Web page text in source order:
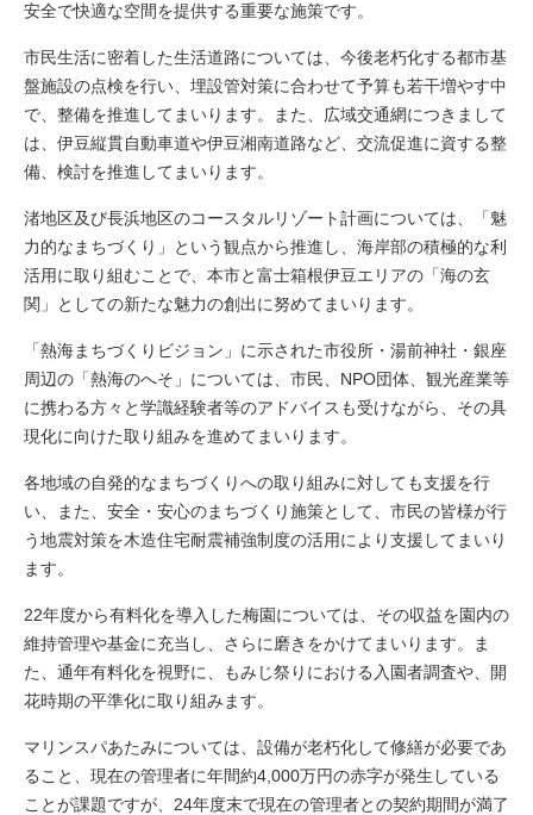
安全で快適な空間を提供する重要な施策です。
市民生活に密着した生活道路については、今後老朽化する都市基
盤施設の点検を行い、埋設管対策に合わせて予算も若干増やす中
で、整備を推進してまいります。また、広域交通網につきまして
は、伊豆縦貫自動車道や伊豆湘南道路など、交流促進に資する整
備、検討を推進してまいります。
渚地区及び長浜地区のコースタルリゾート計画については、「魅
力的なまちづくり」という観点から推進し、海岸部の積極的な利
活用に取り組むことで、本市と富士箱根伊豆エリアの「海の玄
関」としての新たな魅力の創出に努めてまいります。
「熱海まちづくりビジョン」に示された市役所・湯前神社・銀座
周辺の「熱海のへそ」については、市民、NPO団体、観光産業等
に携わる方々と学識経験者等のアドバイスも受けながら、その具
現化に向けた取り組みを進めてまいります。
各地域の自発的なまちづくりへの取り組みに対しても支援を行
い、また、安全・安心のまちづくり施策として、市民の皆様が行
う地震対策を木造住宅耐震補強制度の活用により支援してまいり
ます。
22年度から有料化を導入した梅園については、その収益を園内の
維持管理や基金に充当し、さらに磨きをかけてまいります。ま
た、通年有料化を視野に、もみじ祭りにおける入園者調査や、開
花時期の平準化に取り組みます。
マリンスパあたみについては、設備が老朽化して修繕が必要であ
ること、現在の管理者に年間約4,000万円の赤字が発生している
ことが課題ですが、24年度末で現在の管理者との契約期間が満了